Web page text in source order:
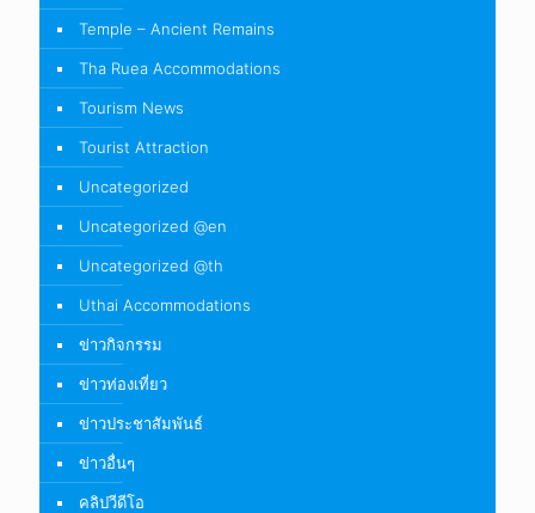
Temple – Ancient Remains
Tha Ruea Accommodations
Tourism News
Tourist Attraction
Uncategorized
Uncategorized @en
Uncategorized @th
Uthai Accommodations
ข่าวกิจกรรม
ข่าวท่องเที่ยว
ข่าวประชาสัมพันธ์
ข่าวอื่นๆ
คลิปวีดีโอ